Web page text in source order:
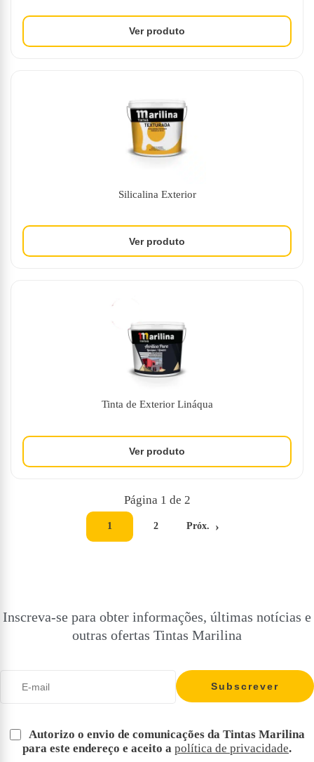
Silicalina Exterior
Tinta de Exterior Lináqua
Página 1 de 2
1 2 Próx.
Inscreva-se para obter informações, últimas notícias e
outras ofertas Tintas Marilina
Autorizo o envio de comunicações da Tintas Marilina
para este endereço e aceito a política de privacidade.